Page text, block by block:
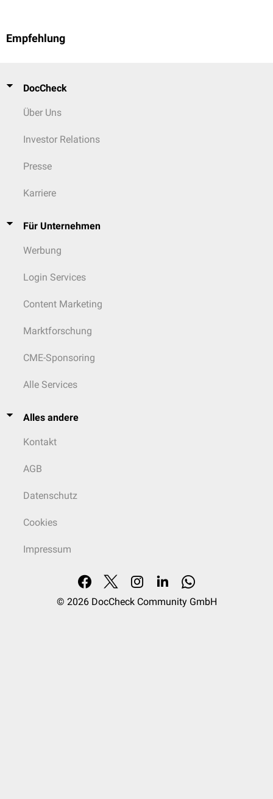
Empfehlung
DocCheck
Über Uns
Investor Relations
Presse
Karriere
Für Unternehmen
Werbung
Login Services
Content Marketing
Marktforschung
CME-Sponsoring
Alle Services
Alles andere
Kontakt
AGB
Datenschutz
Cookies
Impressum
© 2026 DocCheck Community GmbH